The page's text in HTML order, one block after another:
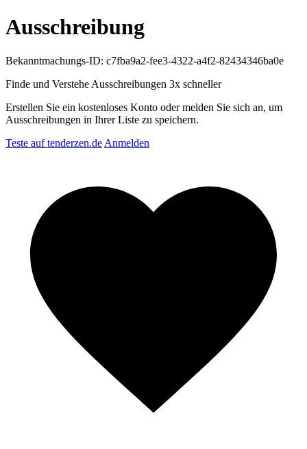
Ausschreibung
Bekanntmachungs-ID: c7fba9a2-fee3-4322-a4f2-82434346ba0e
Finde und Verstehe Ausschreibungen 3x schneller
Erstellen Sie ein kostenloses Konto oder melden Sie sich an, um
Ausschreibungen in Ihrer Liste zu speichern.
Teste auf tenderzen.de Anmelden